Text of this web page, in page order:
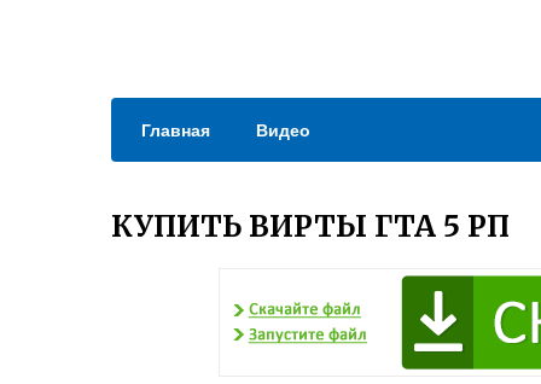
Главная Видео
КУПИТЬ ВИРТЫ ГТА 5 РП